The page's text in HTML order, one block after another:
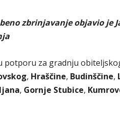
zbrinjavanje objavio je
za gradnju
, Hraščine, Budinščine,
, Gornje Stubice,